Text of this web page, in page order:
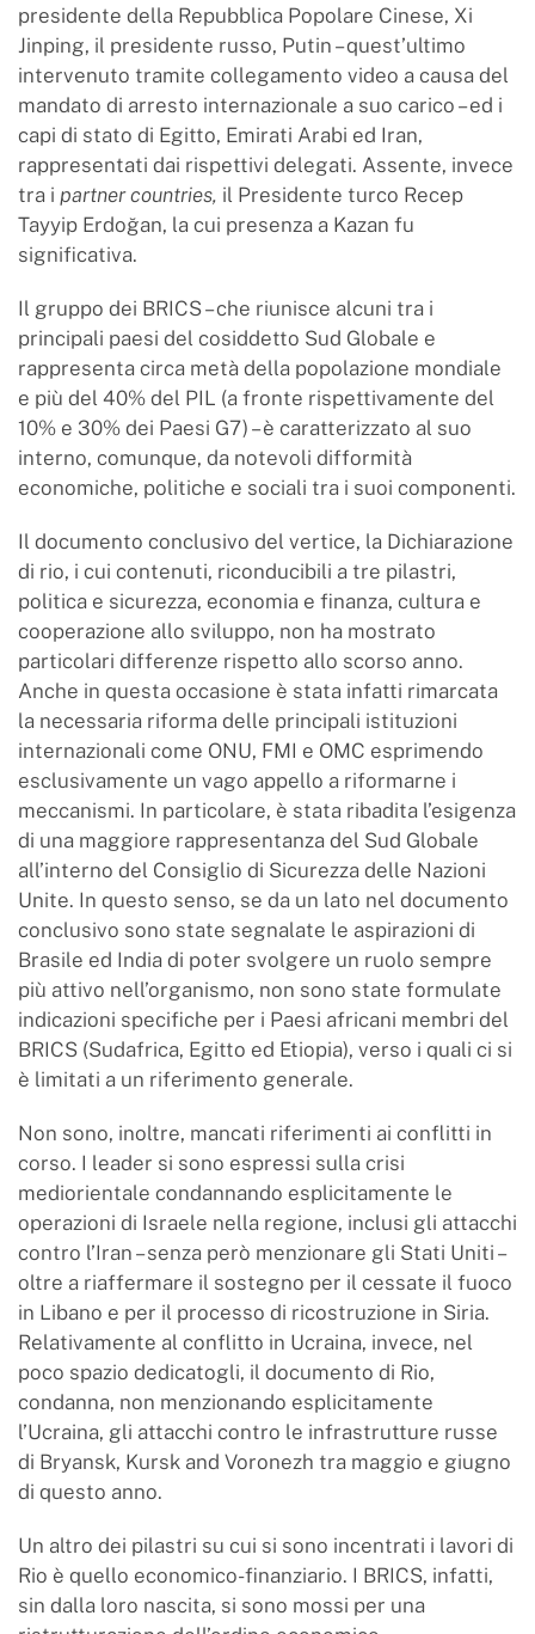
presidente della Repubblica Popolare Cinese, Xi
Jinping, il presidente russo, Putin – quest’ultimo
intervenuto tramite collegamento video a causa del
mandato di arresto internazionale a suo carico – ed i
capi di stato di Egitto, Emirati Arabi ed Iran,
rappresentati dai rispettivi delegati. Assente, invece
tra i partner countries, il Presidente turco Recep
Tayyip Erdoğan, la cui presenza a Kazan fu
significativa.
Il gruppo dei BRICS – che riunisce alcuni tra i
principali paesi del cosiddetto Sud Globale e
rappresenta circa metà della popolazione mondiale
e più del 40% del PIL (a fronte rispettivamente del
10% e 30% dei Paesi G7) – è caratterizzato al suo
interno, comunque, da notevoli difformità
economiche, politiche e sociali tra i suoi componenti.
Il documento conclusivo del vertice, la Dichiarazione
di rio, i cui contenuti, riconducibili a tre pilastri,
politica e sicurezza, economia e finanza, cultura e
cooperazione allo sviluppo, non ha mostrato
particolari differenze rispetto allo scorso anno.
Anche in questa occasione è stata infatti rimarcata
la necessaria riforma delle principali istituzioni
internazionali come ONU, FMI e OMC esprimendo
esclusivamente un vago appello a riformarne i
meccanismi. In particolare, è stata ribadita l’esigenza
di una maggiore rappresentanza del Sud Globale
all’interno del Consiglio di Sicurezza delle Nazioni
Unite. In questo senso, se da un lato nel documento
conclusivo sono state segnalate le aspirazioni di
Brasile ed India di poter svolgere un ruolo sempre
più attivo nell’organismo, non sono state formulate
indicazioni specifiche per i Paesi africani membri del
BRICS (Sudafrica, Egitto ed Etiopia), verso i quali ci si
è limitati a un riferimento generale.
Non sono, inoltre, mancati riferimenti ai conflitti in
corso. I leader si sono espressi sulla crisi
mediorientale condannando esplicitamente le
operazioni di Israele nella regione, inclusi gli attacchi
contro l’Iran – senza però menzionare gli Stati Uniti –
oltre a riaffermare il sostegno per il cessate il fuoco
in Libano e per il processo di ricostruzione in Siria.
Relativamente al conflitto in Ucraina, invece, nel
poco spazio dedicatogli, il documento di Rio,
condanna, non menzionando esplicitamente
l’Ucraina, gli attacchi contro le infrastrutture russe
di Bryansk, Kursk and Voronezh tra maggio e giugno
di questo anno.
Un altro dei pilastri su cui si sono incentrati i lavori di
Rio è quello economico-finanziario. I BRICS, infatti,
sin dalla loro nascita, si sono mossi per una